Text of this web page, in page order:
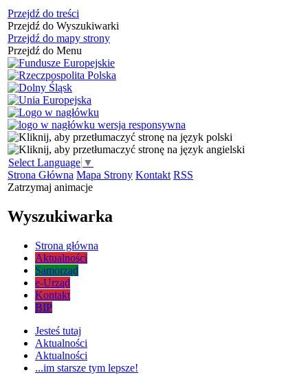
Przejdź do treści
Przejdź do Wyszukiwarki
Przejdź do mapy strony
Przejdź do Menu
Select Language ▼
Strona Główna Mapa Strony Kontakt RSS
Zatrzymaj animacje
Wyszukiwarka
Strona główna
Aktualności
Samorząd
e-Urząd
Kontakt
BIP
Jesteś tutaj
Aktualności
Aktualności
...im starsze tym lepsze!